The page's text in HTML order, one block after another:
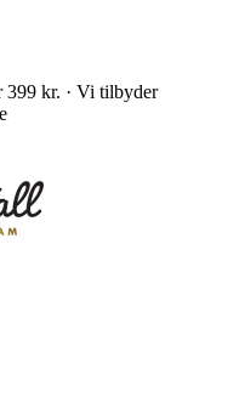
399 kr. · Vi tilbyder